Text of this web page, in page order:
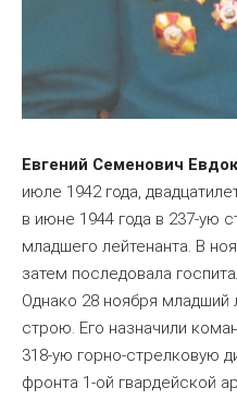
Евгений Семенович
июле 1942 года,
в июне 1944 года в 237-ую
младшего лейтенанта. В
затем последовала
Однако 28 ноября младший
строю. Его назначили
318-ую горно-стрелковую
фронта 1-ой гвардейской